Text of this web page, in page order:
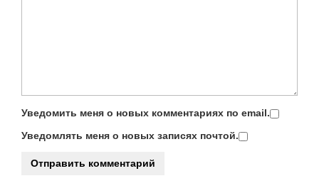
Уведомить меня о новых комментариях по email.
Уведомлять меня о новых записях почтой.